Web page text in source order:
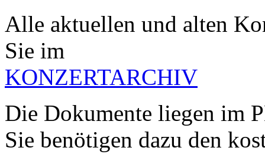
Alle aktuellen und alten
Sie im
KONZERTARCHIV
Die Dokumente liegen im
Sie benötigen dazu den